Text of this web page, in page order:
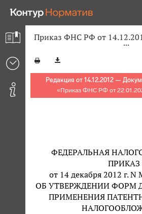
Приказ ФНС РФ от
Редакция от 14.12.2012 —
«Приказ ФНС РФ от
ФЕДЕРАЛЬНАЯ
ПРИКАЗ
от 14 декабря 2012 г.
ОБ УТВЕРЖДЕНИИ ФОРМ
ПРИМЕНЕНИЯ